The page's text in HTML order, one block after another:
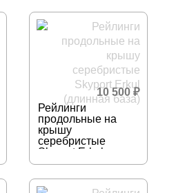
Рейлинги
продольные на
крышу
серебристые
Skyport Erkul
(длинная база)
10 500₽